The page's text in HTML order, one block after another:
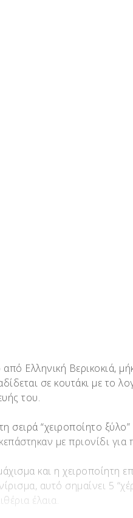
Ελληνική Βερικοκιά,
σε κουτάκι με το
του.
σειρά “χειροποίητο
με πριονίδι
και η
αυτό σημαίνει 5
έλαια.